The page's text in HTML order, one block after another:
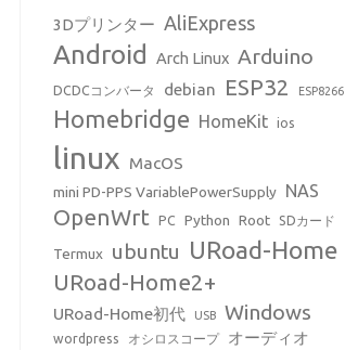
3Dプリンター AliExpress
Android Arch Linux Arduino
DCDCコンバータ debian ESP32 ESP8266
Homebridge HomeKit ios
linux MacOS
mini PD-PPS VariablePowerSupply NAS
OpenWrt PC Python Root SDカード
Termux ubuntu URoad-Home
URoad-Home2+
URoad-Home初代 USB Windows
wordpress オシロスコープ オーディオ